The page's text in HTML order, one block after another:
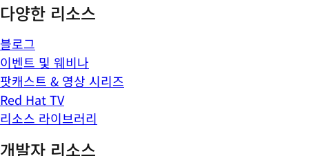
다양한 리소스
블로그
이벤트 및 웨비나
팟캐스트 & 영상 시리즈
Red Hat TV
리소스 라이브러리
개발자 리소스